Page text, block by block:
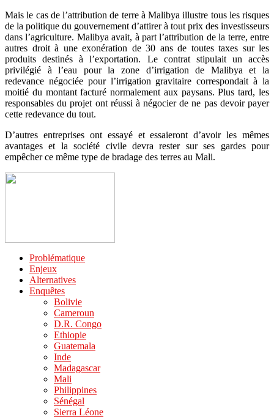
Mais le cas de l’attribution de terre à Malibya illustre tous les risques
de la politique du gouvernement d’attirer à tout prix des investisseurs
dans l’agriculture. Malibya avait, à part l’attribution de la terre, entre
autres droit à une exonération de 30 ans de toutes taxes sur les
produits destinés à l’exportation. Le contrat stipulait un accès
privilégié à l’eau pour la zone d’irrigation de Malibya et la
redevance négociée pour l’irrigation gravitaire correspondait à la
moitié du montant facturé normalement aux paysans. Plus tard, les
responsables du projet ont réussi à négocier de ne pas devoir payer
cette redevance du tout.
D’autres entreprises ont essayé et essaieront d’avoir les mêmes
avantages et la société civile devra rester sur ses gardes pour
empêcher ce même type de bradage des terres au Mali.
Problématique
Enjeux
Alternatives
Enquêtes
Bolivie
Cameroun
D.R. Congo
Ethiopie
Guatemala
Inde
Madagascar
Mali
Philippines
Sénégal
Sierra Léone